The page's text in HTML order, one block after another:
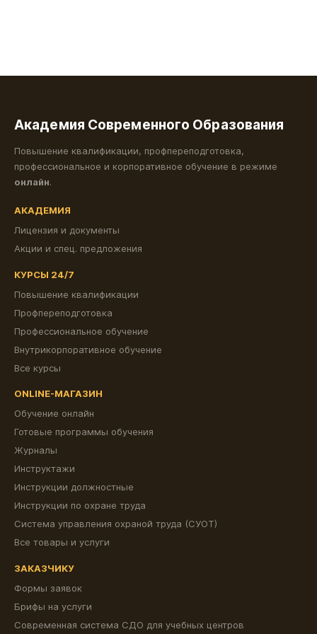
Академия Современного Образования
Повышение квалификации, профпереподготовка,
профессиональное и корпоративное обучение в режиме
онлайн.
АКАДЕМИЯ
Лицензия и документы
Акции и спец. предложения
КУРСЫ 24/7
Повышение квалификации
Профпереподготовка
Профессиональное обучение
Внутрикорпоративное обучение
Все курсы
ONLINE-МАГАЗИН
Обучение онлайн
Готовые программы обучения
Журналы
Инструктажи
Инструкции должностные
Инструкции по охране труда
Система управления охраной труда (СУОТ)
Все товары и услуги
ЗАКАЗЧИКУ
Формы заявок
Брифы на услуги
Современная система СДО для учебных центров